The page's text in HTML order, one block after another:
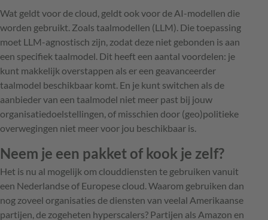
Wat geldt voor de cloud, geldt ook voor de AI-modellen die
worden gebruikt. Zoals taalmodellen (LLM). Die toepassing
moet LLM-agnostisch zijn, zodat deze niet gebonden is aan
een specifiek taalmodel. Dit heeft een aantal voordelen: je
kunt makkelijk overstappen als er een geavanceerder
taalmodel beschikbaar komt. En je kunt switchen als de
aanbieder van een taalmodel niet meer past bij jouw
organisatiedoelstellingen, of misschien door (geo)politieke
overwegingen niet meer voor jou beschikbaar is.
Neem je een pakket of kook je zelf?
Het is nu al mogelijk om clouddiensten te gebruiken vanuit
een Nederlandse of Europese cloud. Waarom gebruiken dan
nog zoveel organisaties de diensten van veelal Amerikaanse
partijen, de zogeheten hyperscalers? Partijen als Amazon en